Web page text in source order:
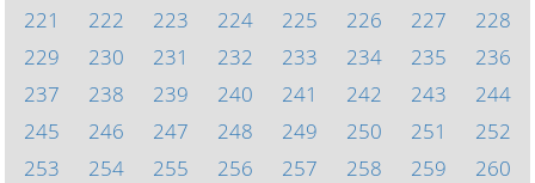
221 222 223 224 225 226 227
228
229
230 231 232 233 234 235
236
237
238 239 240 241 242 243
244
245
246 247 248 249 250 251
252
253
254 255 256 257 258 259
260